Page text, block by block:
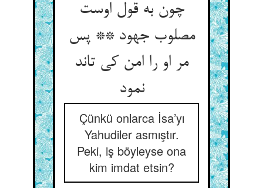
چون به قول اوست
مصلوب جهود ** پس
مر او را امن کی تاند
نمود
Çünkü onlarca İsa’yı
Yahudiler asmıştır.
Peki, iş böyleyse ona
kim imdat etsin?